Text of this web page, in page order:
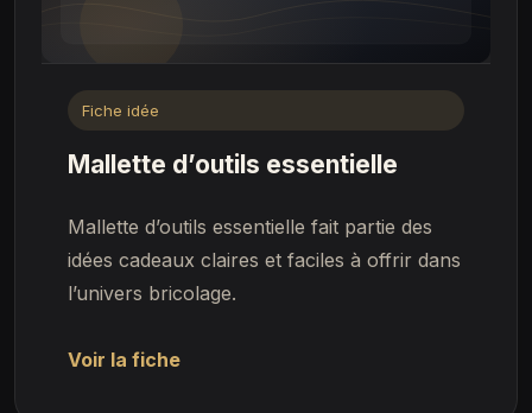
Fiche idée
Mallette d’outils essentielle
Mallette d’outils essentielle fait partie des
idées cadeaux claires et faciles à offrir dans
l’univers bricolage.
Voir la fiche